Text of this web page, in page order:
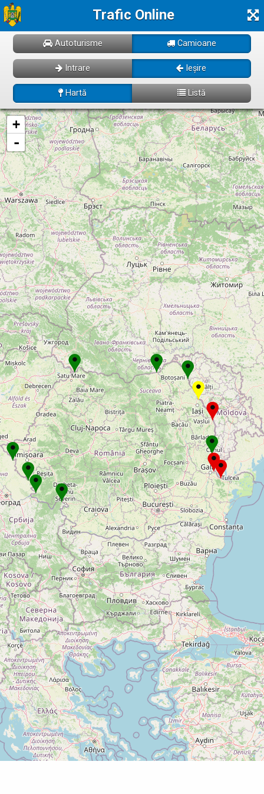
Trafic Online
Autoturisme Camioane
Intrare Ieșire
Hartă Listă
Se incarcă! Vă rugăm să așteptați câteva momente...
+
-